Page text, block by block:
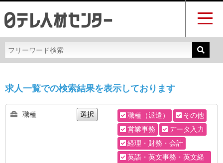
求人一覧での検索結果を表示しております
職種 選択 職種（派遣）
その他
営業事務
データ入力
経理・財務・会計
英語・英文事務・英文経